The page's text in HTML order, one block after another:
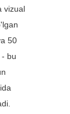
vizual
50
bu